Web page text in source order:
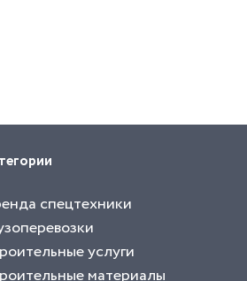
спецтехники
услуги
материалы